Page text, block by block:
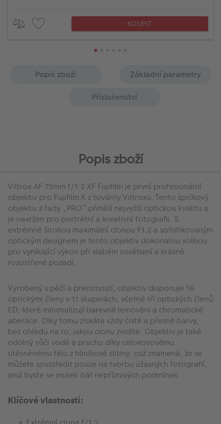
KOUPIT
Popis zboží
Základní parametry
Příslušenství
Popis zboží
Viltrox AF 75mm f/1.2 XF Fujifilm je první profesionální
objektiv pro Fujifilm X z továrny Viltroxu. Tento špičkový
objektiv z řady „PRO“ přináší nejvyšší optickou kvalitu a
je navržen pro portrétní a kreativní fotografii. S
extrémně širokou maximální clonou F1.2 a sofistikovaným
optickým designem je tento objektiv dokonalou volbou
pro vynikající výkon při slabém osvětlení a krásně
rozostřené pozadí.
Vyrobený s péčí a precizností, objektiv disponuje 16
optickými členy v 11 skupinách, včetně tří optických členů
ED, které minimalizují barevné lemování a chromatické
aberace. Díky tomu získáte vždy čisté a přesné barvy,
bez ohledu na to, jakou clonu zvolíte. Objektiv je také
odolný vůči vodě a prachu díky celokovovému
utěsněnému tělu z hliníkové slitiny, což znamená, že se
můžete soustředit pouze na tvorbu úžasných fotografií,
aniž byste se museli bát nepříznivých podmínek.
Klíčové vlastnosti: